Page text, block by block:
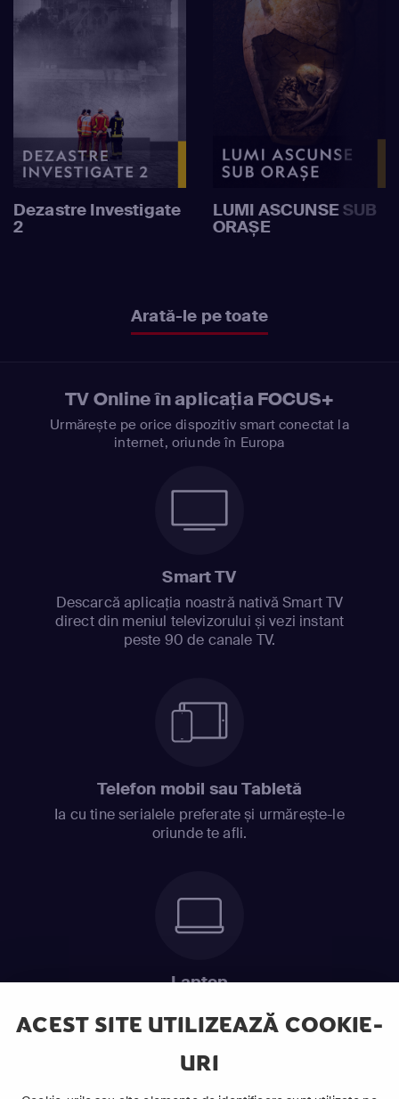
ACEST SITE UTILIZEAZĂ COOKIE-
URI
Dezastre Investigate
2
LUMI ASCUNSE SUB
ORAȘE
Arată-le pe toate
TV Online în aplicația FOCUS+
Urmărește pe orice dispozitiv smart conectat la
internet, oriunde în Europa
Smart TV
Descarcă aplicația noastră nativă Smart TV
direct din meniul televizorului și vezi instant
peste 90 de canale TV.
Telefon mobil sau Tabletă
Ia cu tine serialele preferate și urmărește-le
oriunde te afli.
Laptop
ABONEAZĂ-TE ACUM